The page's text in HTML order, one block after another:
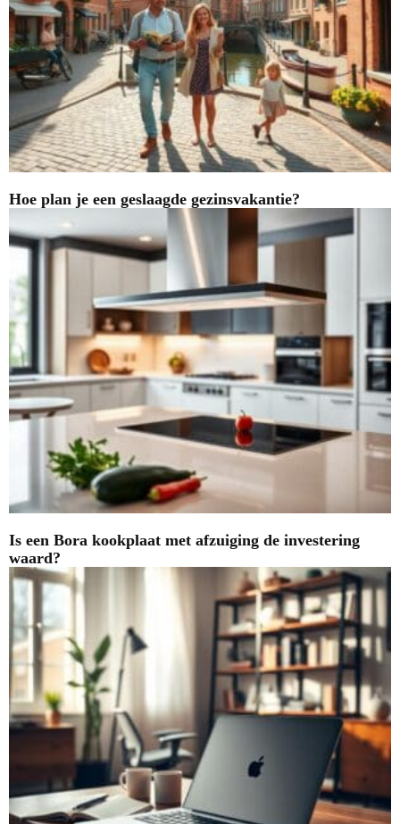
Hoe plan je een geslaagde gezinsvakantie?
Is een Bora kookplaat met afzuiging de investering
waard?